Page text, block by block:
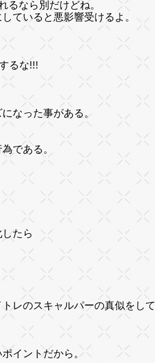
なら別だけどね。
ていると悪影響受けるよ。
るな!!!
なった事がある。
為である。
たら
レのスキャルパーの真似をして
イントだから。